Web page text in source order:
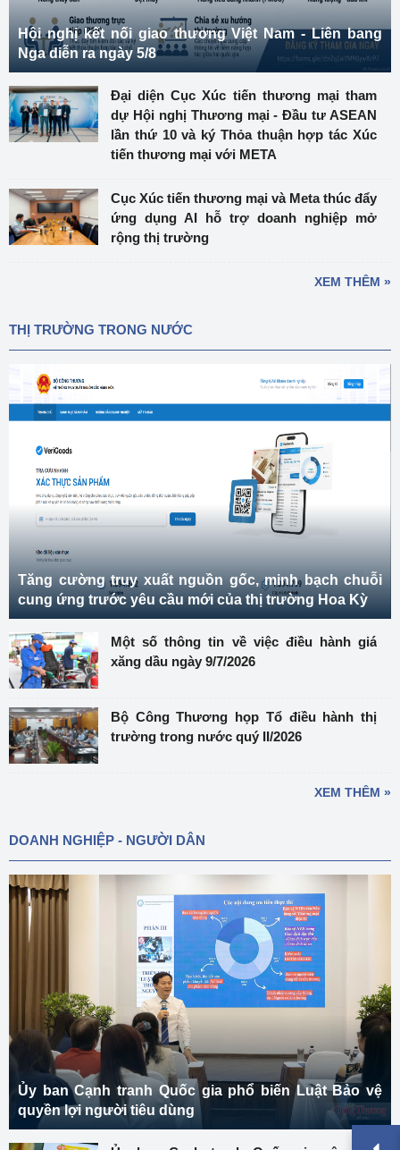
Hội nghị kết nối giao thương Việt Nam - Liên bang
Nga diễn ra ngày 5/8
Đại diện Cục Xúc tiến thương mại tham
dự Hội nghị Thương mại - Đầu tư ASEAN
lần thứ 10 và ký Thỏa thuận hợp tác Xúc
tiến thương mại với META
Cục Xúc tiến thương mại và Meta thúc đẩy
ứng dụng AI hỗ trợ doanh nghiệp mở
rộng thị trường
XEM THÊM »
THỊ TRƯỜNG TRONG NƯỚC
Tăng cường truy xuất nguồn gốc, minh bạch chuỗi
cung ứng trước yêu cầu mới của thị trường Hoa Kỳ
Một số thông tin về việc điều hành giá
xăng dầu ngày 9/7/2026
Bộ Công Thương họp Tổ điều hành thị
trường trong nước quý II/2026
XEM THÊM »
DOANH NGHIỆP - NGƯỜI DÂN
Ủy ban Cạnh tranh Quốc gia phổ biến Luật Bảo vệ
quyền lợi người tiêu dùng